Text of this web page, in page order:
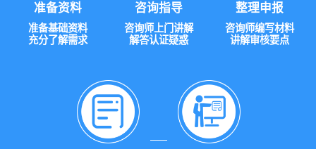
准备资料
准备基础资料
充分了解需求
咨询指导
咨询师上门讲解
解答认证疑惑
整理申报
咨询师编写材料
讲解审核要点